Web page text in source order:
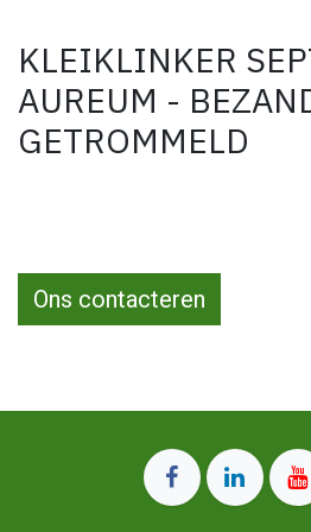
KLEIKLINKER
AUREUM -
GETROMMELD
Ons contacteren